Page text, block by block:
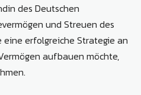
des Deutschen
und Streuen des
erfolgreiche Strategie an
aufbauen möchte,